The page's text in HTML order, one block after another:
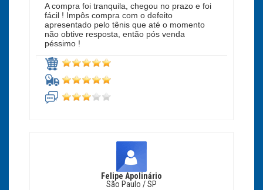
A compra foi tranquila, chegou no prazo e foi
fácil ! Impôs compra com o defeito
apresentado pelo tênis que até o momento
não obtive resposta, então pós venda
péssimo !
Felipe Apolinário
São Paulo / SP